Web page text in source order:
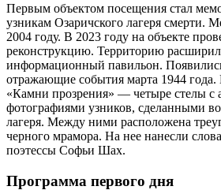
Первым объектом посещения стал
узникам Озаричского лагеря смерти.
2004 году. В 2023 году на объекте
реконструкцию. Территорию
информационный павильон.
отражающие события марта 1944 года.
«Камни прозрения» — четыре стелы с
фотографиями узников, сделанными
лагеря. Между ними расположена
черного мрамора. На нее нанесли
поэтессы Софьи Шах.
Программа первого дня